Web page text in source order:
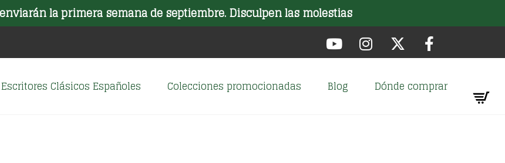
la primera semana de septiembre. Disculpen las molestias
Escritores Clásicos Españoles Colecciones promocionadas Blog Dónde comprar